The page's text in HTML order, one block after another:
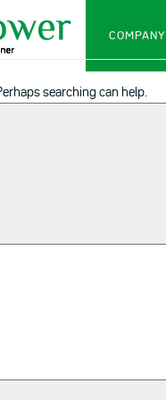
COMPANY
searching can help.